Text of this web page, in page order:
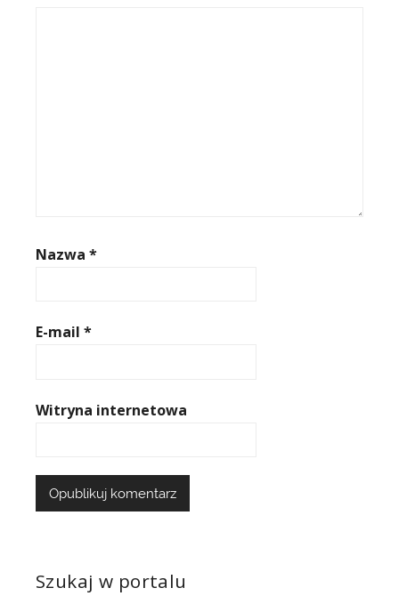
Nazwa *
E-mail *
Witryna internetowa
Szukaj w portalu